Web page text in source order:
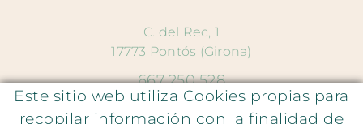
C. del Rec, 1
17773 Pontós (Girona)
667 250 528
hola@lauraparavicini.com
Este sitio web utiliza Cookies propias para
recopilar información con la finalidad de